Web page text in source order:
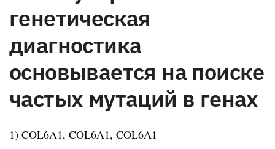
генетическая
диагностика
основывается на поиске
частых мутаций в генах
1) COL6A1, COL6A1, COL6A1